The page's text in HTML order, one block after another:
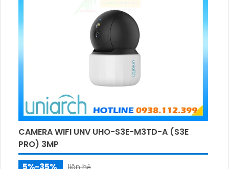
CAMERA WIFI UNV UHO-S3E-M3TD-A (S3E
PRO) 3MP
liên hệ